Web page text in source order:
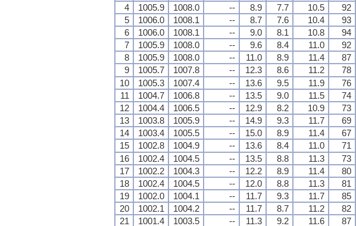
4
1005.9 1008.0 -- 8.9 7.7 10.5 92
5
1006.0 1008.1 -- 8.7 7.6 10.4 93
6
1006.0 1008.1 -- 9.0 8.1 10.8 94
7
1005.9 1008.0 -- 9.6 8.4 11.0 92
8
1005.9 1008.0 -- 11.0 8.9 11.4 87
9
1005.7 1007.8 -- 12.3 8.6 11.2 78
10
1005.3 1007.4 -- 13.6 9.5 11.9 76
11
1004.7 1006.8 -- 13.5 9.0 11.5 74
12
1004.4 1006.5 -- 12.9 8.2 10.9 73
13
1003.8 1005.9 -- 14.9 9.3 11.7 69
14
1003.4 1005.5 -- 15.0 8.9 11.4 67
15
1002.8 1004.9 -- 13.6 8.4 11.0 71
16
1002.4 1004.5 -- 13.5 8.8 11.3 73
17
1002.2 1004.3 -- 12.2 8.9 11.4 80
18
1002.4 1004.5 -- 12.0 8.8 11.3 81
19
1002.0 1004.1 -- 11.7 9.3 11.7 85
20
1002.1 1004.2 -- 11.7 8.7 11.2 82
21
1001.4 1003.5 -- 11.3 9.2 11.6 87